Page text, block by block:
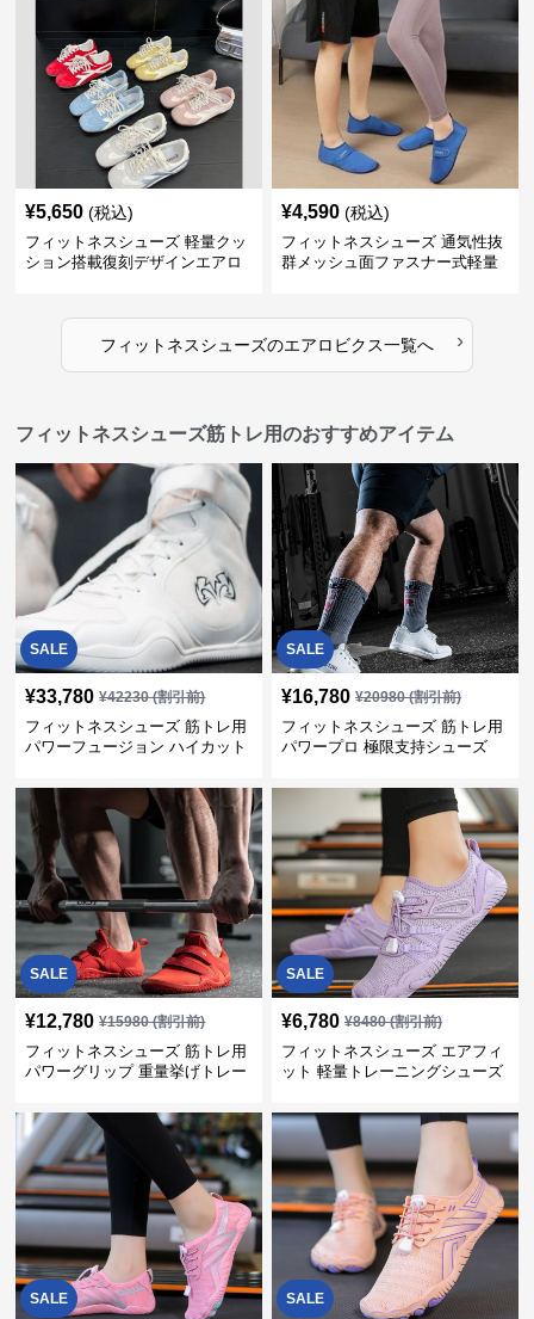
¥5,650 (税込)
フィットネスシューズ 軽量クッ
ション搭載復刻デザインエアロ
¥4,590 (税込)
フィットネスシューズ 通気性抜
群メッシュ面ファスナー式軽量
フィットネスシューズのエアロビクス一覧へ ›
フィットネスシューズ筋トレ用のおすすめアイテム
SALE
¥33,780 ¥42230(割引前)
フィットネスシューズ 筋トレ用
パワーフュージョン ハイカット
SALE
¥16,780 ¥20980(割引前)
フィットネスシューズ 筋トレ用
パワープロ 極限支持シューズ
SALE
¥12,780 ¥15980(割引前)
フィットネスシューズ 筋トレ用
パワーグリップ 重量挙げトレー
SALE
¥6,780 ¥8480(割引前)
フィットネスシューズ エアフィ
ット 軽量トレーニングシューズ
SALE SALE